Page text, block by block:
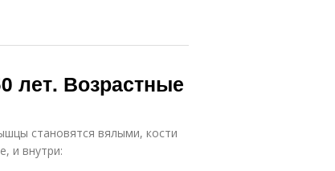
лет. Возрастные
становятся вялыми, кости
и внутри: